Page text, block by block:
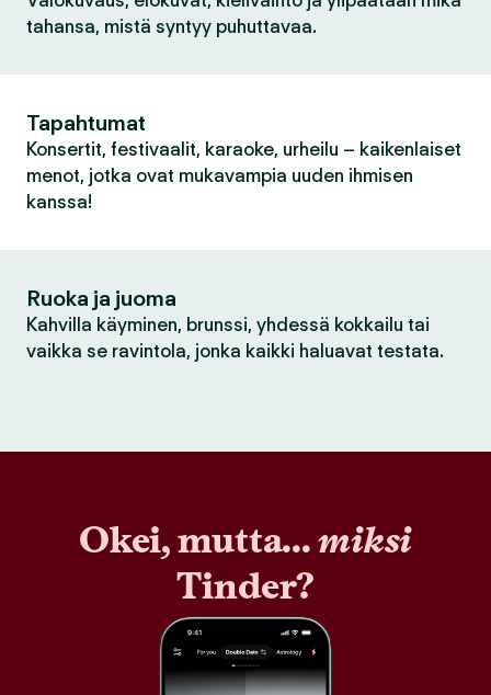
tahansa, mistä syntyy puhuttavaa.
Tapahtumat
Konsertit, festivaalit, karaoke, urheilu – kaikenlaiset
menot, jotka ovat mukavampia uuden ihmisen
kanssa!
Ruoka ja juoma
Kahvilla käyminen, brunssi, yhdessä kokkailu tai
vaikka se ravintola, jonka kaikki haluavat testata.
Okei, mutta...miksi
Tinder?